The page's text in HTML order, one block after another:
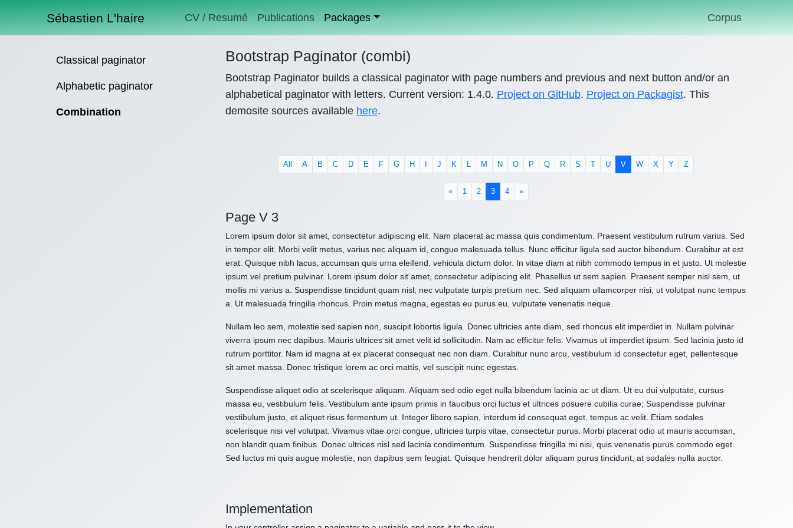
Sébastien L'haire CV / Resumé Publications Packages Corpus
Classical paginator
Alphabetic paginator
Combination
Bootstrap Paginator (combi)
Bootstrap Paginator builds a classical paginator with page numbers and previous and next button and/or an
alphabetical paginator with letters. Current version: 1.4.0. Project on GitHub. Project on Packagist. This
demosite sources available here.
All A B C D E F G H J K L M N O P Q R S U V W X Y Z
« 1 2 3(current)
4 »
Page V 3
Lorem ipsum dolor sit amet, consectetur adipiscing elit. Nam placerat ac massa quis condimentum. Praesent vestibulum rutrum varius. Sed
in tempor elit. Morbi velit metus, varius nec aliquam id, congue malesuada tellus. Nunc efficitur ligula sed auctor bibendum. Curabitur at est
erat. Quisque nibh lacus, accumsan quis urna eleifend, vehicula dictum dolor. In vitae diam at nibh commodo tempus in et justo. Ut molestie
ipsum vel pretium pulvinar. Lorem ipsum dolor sit amet, consectetur adipiscing elit. Phasellus ut sem sapien. Praesent semper nisl sem, ut
mollis mi varius a. Suspendisse tincidunt quam nisl, nec vulputate turpis pretium nec. Sed aliquam ullamcorper nisi, ut volutpat nunc tempus
a. Ut malesuada fringilla rhoncus. Proin metus magna, egestas eu purus eu, vulputate venenatis neque.
Nullam leo sem, molestie sed sapien non, suscipit lobortis ligula. Donec ultricies ante diam, sed rhoncus elit imperdiet in. Nullam pulvinar
viverra ipsum nec dapibus. Mauris ultrices sit amet velit id sollicitudin. Nam ac efficitur felis. Vivamus ut imperdiet ipsum. Sed lacinia justo id
rutrum porttitor. Nam id magna at ex placerat consequat nec non diam. Curabitur nunc arcu, vestibulum id consectetur eget, pellentesque
sit amet massa. Donec tristique lorem ac orci mattis, vel suscipit nunc egestas.
Suspendisse aliquet odio at scelerisque aliquam. Aliquam sed odio eget nulla bibendum lacinia ac ut diam. Ut eu dui vulputate, cursus
massa eu, vestibulum felis. Vestibulum ante ipsum primis in faucibus orci luctus et ultrices posuere cubilia curae; Suspendisse pulvinar
vestibulum justo, et aliquet risus fermentum ut. Integer libero sapien, interdum id consequat eget, tempus ac velit. Etiam sodales
scelerisque nisi vel volutpat. Vivamus vitae orci congue, ultricies turpis vitae, consectetur purus. Morbi placerat odio ut mauris accumsan,
non blandit quam finibus. Donec ultrices nisl sed lacinia condimentum. Suspendisse fringilla mi nisi, quis venenatis purus commodo eget.
Sed luctus mi quis augue molestie, non dapibus sem feugiat. Quisque hendrerit dolor aliquam purus tincidunt, at sodales nulla auctor.
Implementation